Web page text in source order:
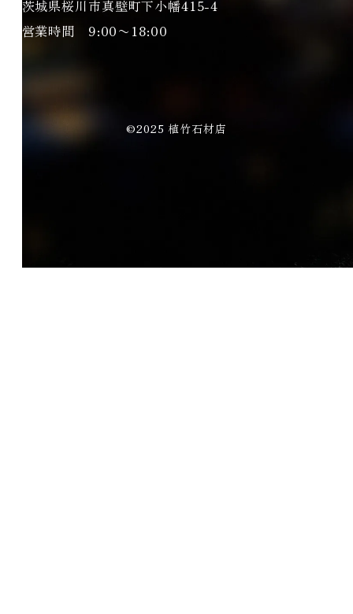
茨城県桜川市真壁町下小幡415-4
営業時間 9:00〜18:00
©2025 植竹石材店